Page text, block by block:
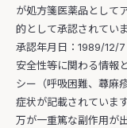
が処方箋医薬品として
的として承認されてい
承認年月日：1989/12/7
安全性等に関わる情報
シー（呼吸困難、蕁麻
症状が記載されています
万が一重篤な副作用が